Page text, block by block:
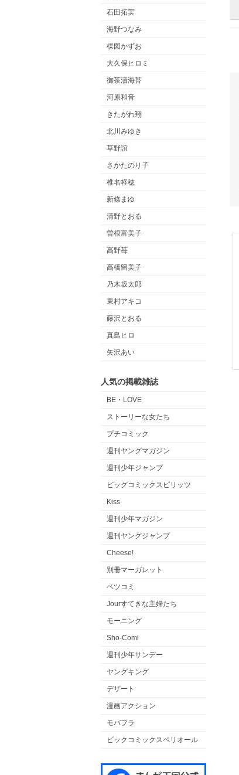
石田拓実
海野つなみ
楳図かずお
大久保ヒロミ
御茶漬海苔
河原和音
きたがわ翔
北川みゆき
草野誼
さかたのり子
椎名軽穂
新條まゆ
清野とおる
曽根富美子
高野苺
高橋留美子
乃木坂太郎
東村アキコ
藤沢とおる
真島ヒロ
矢沢あい
人気の掲載雑誌
BE・LOVE
ストーリーな女たち
プチコミック
週刊ヤングマガジン
週刊少年ジャンプ
ビッグコミックスピリッツ
Kiss
週刊少年マガジン
週刊ヤングジャンプ
Cheese!
別冊マーガレット
ベツコミ
Jourすてきな主婦たち
モーニング
Sho-Comi
週刊少年サンデー
ヤングキング
デザート
漫画アクション
モバフラ
ビックコミックスペリオール